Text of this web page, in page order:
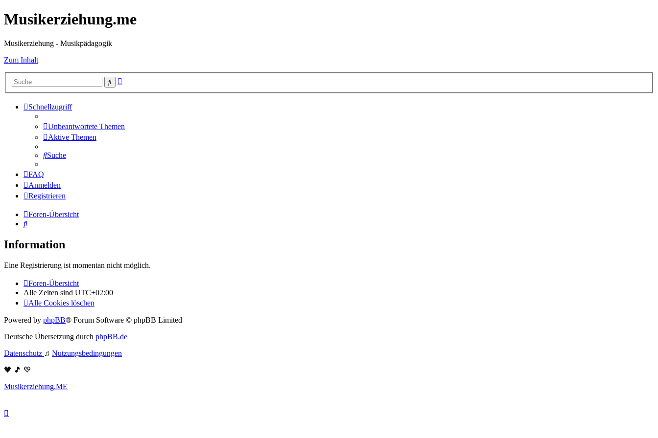
Musikerziehung.me
Musikerziehung - Musikpädagogik
Zum Inhalt
Suche
Schnellzugriff
Unbeantwortete Themen
Aktive Themen
Suche
FAQ
Anmelden
Registrieren
Foren-Übersicht
Suche
Information
Eine Registrierung ist momentan nicht möglich.
Foren-Übersicht
Alle Zeiten sind UTC+02:00
Alle Cookies löschen
Powered by phpBB® Forum Software © phpBB Limited
Deutsche Übersetzung durch phpBB.de
Datenschutz ♫ Nutzungsbedingungen
🧡 🎵 💚
Musikerziehung.ME